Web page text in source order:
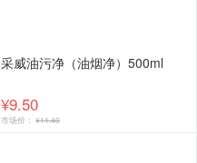
采威油污净（油烟净）500ml
¥9.50
市场价： ¥11.40